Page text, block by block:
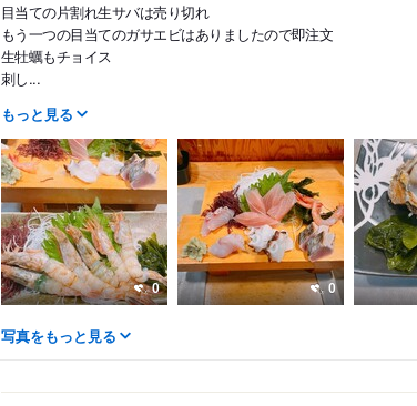
目当ての片割れ生サバは売り切れ
もう一つの目当てのガサエビはありましたので即注文
生牡蠣もチョイス
刺し...
もっと見る
0 0
写真をもっと見る